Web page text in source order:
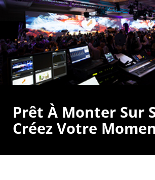
Prêt À Monter Sur
Créez Votre